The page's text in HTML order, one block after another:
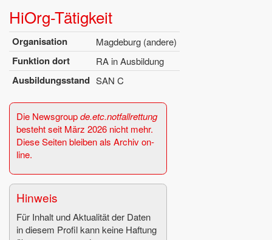
Hi­Org-Tä­tig­keit
Or­ga­ni­sa­ti­on Mag­de­burg (an­de­re)
Funk­ti­on dort RA in Aus­bil­dung
Aus­bil­dungs­stand SAN C
Die News­groupde.​etc.​notfall­ret­tung
be­steht seit März 2026 nicht mehr.
Diese Sei­ten blei­ben als Ar­chiv on­
line.
Hin­weis
Für In­halt und Ak­tua­li­tät der Daten
in die­sem Pro­fil kann keine Haf­tung